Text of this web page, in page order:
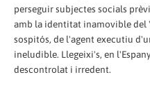
perseguir subjectes socials
amb la identitat inamovible del
sospitós, de l'agent executiu
ineludible. Llegeixi's, en
descontrolat i irredent.